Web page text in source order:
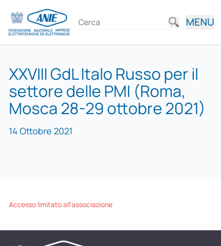
MENU
XXVIII GdL Italo Russo per il
settore delle PMI (Roma,
Mosca 28-29 ottobre 2021)
14 Ottobre 2021
Accesso limitato all'associazione